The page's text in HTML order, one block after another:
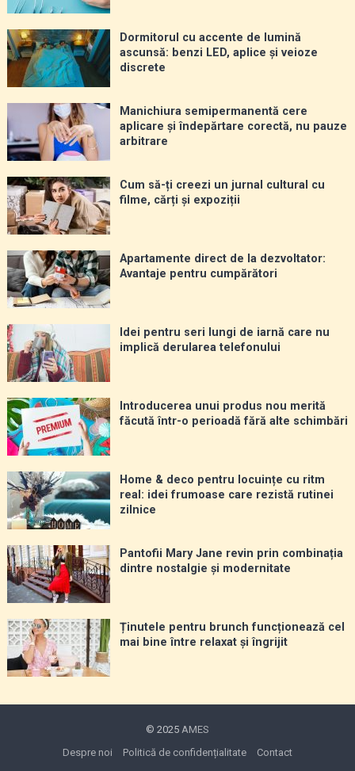
Dormitorul cu accente de lumină
ascunsă: benzi LED, aplice și veioze
discrete
Manichiura semipermanentă cere
aplicare și îndepărtare corectă, nu pauze
arbitrare
Cum să-ți creezi un jurnal cultural cu
filme, cărți și expoziții
Apartamente direct de la dezvoltator:
Avantaje pentru cumpărători
Idei pentru seri lungi de iarnă care nu
implică derularea telefonului
Introducerea unui produs nou merită
făcută într-o perioadă fără alte schimbări
Home & deco pentru locuințe cu ritm
real: idei frumoase care rezistă rutinei
zilnice
Pantofii Mary Jane revin prin combinația
dintre nostalgie și modernitate
Ținutele pentru brunch funcționează cel
mai bine între relaxat și îngrijit
© 2025 AMES
Despre noi
Politică de confidențialitate Contact